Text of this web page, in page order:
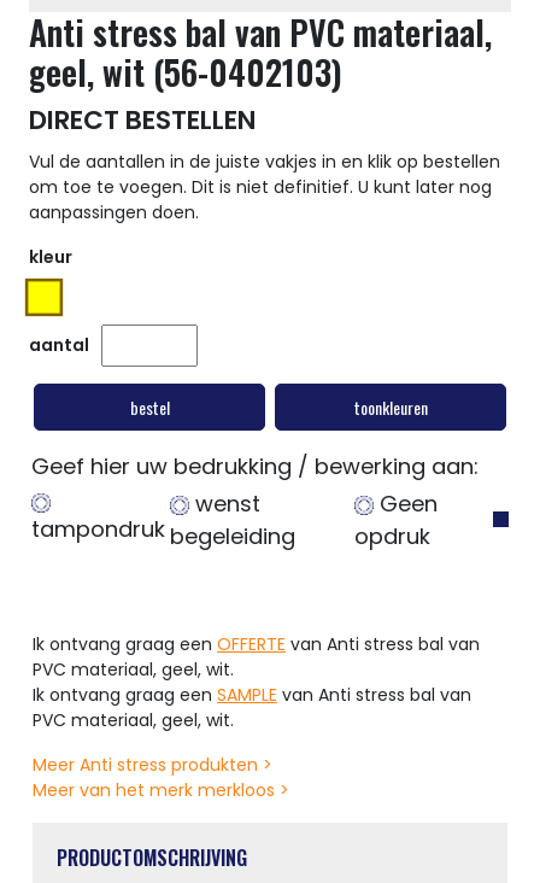
Anti stress bal van PVC materiaal,
geel, wit (56-0402103)
DIRECT BESTELLEN
Vul de aantallen in de juiste vakjes in en klik op bestellen
om toe te voegen. Dit is niet definitief. U kunt later nog
aanpassingen doen.
kleur
aantal
bestel toonkleuren
Geef hier uw bedrukking / bewerking aan:
tampondruk
wenst
begeleiding
Geen
opdruk
Ik ontvang graag een OFFERTE van Anti stress bal van
PVC materiaal, geel, wit.
Ik ontvang graag een SAMPLE van Anti stress bal van
PVC materiaal, geel, wit.
Meer Anti stress produkten >
Meer van het merk merkloos >
PRODUCTOMSCHRIJVING